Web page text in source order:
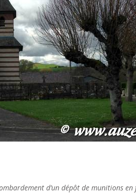
d’un dépôt de munitions en